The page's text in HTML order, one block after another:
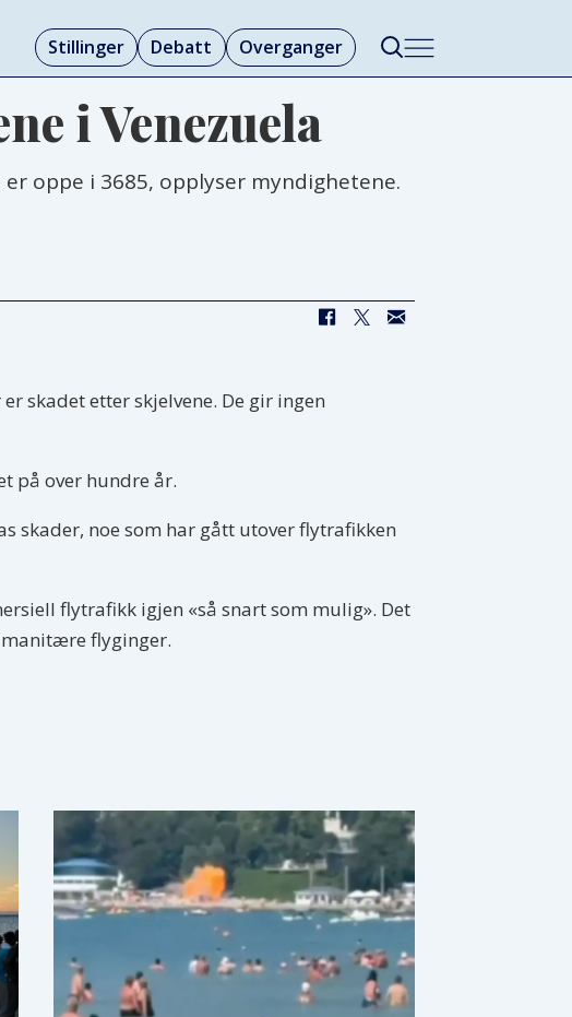
Stillinger Debatt Overganger
i Venezuela
oppe i 3685, opplyser myndighetene.
skadet etter skjelvene. De gir ingen
på over hundre år.
skader, noe som har gått utover flytrafikken
flytrafikk igjen «så snart som mulig». Det
flyginger.